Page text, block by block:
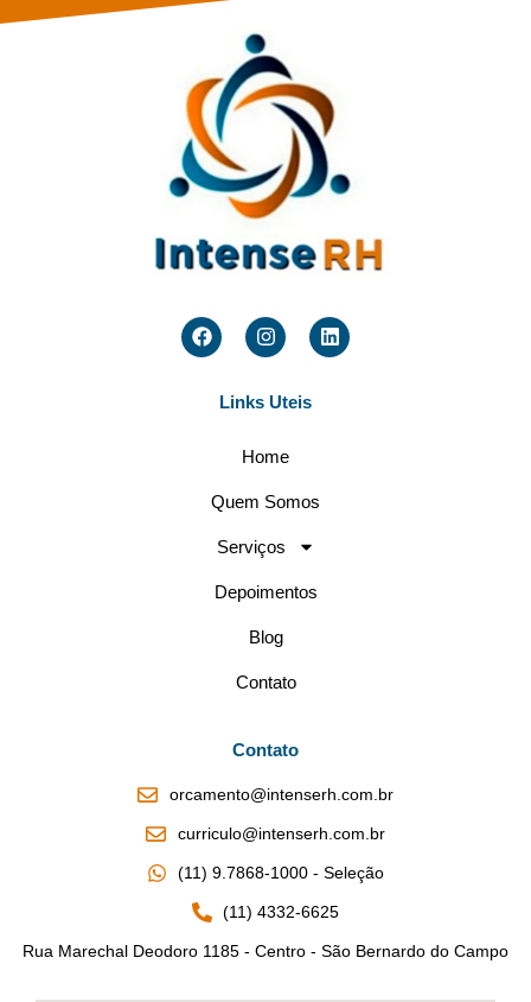
Links Uteis
Home
Quem Somos
Serviços
Depoimentos
Blog
Contato
Contato
orcamento@intenserh.com.br
curriculo@intenserh.com.br
(11) 9.7868-1000 - Seleção
(11) 4332-6625
Rua Marechal Deodoro 1185 - Centro - São Bernardo do Campo